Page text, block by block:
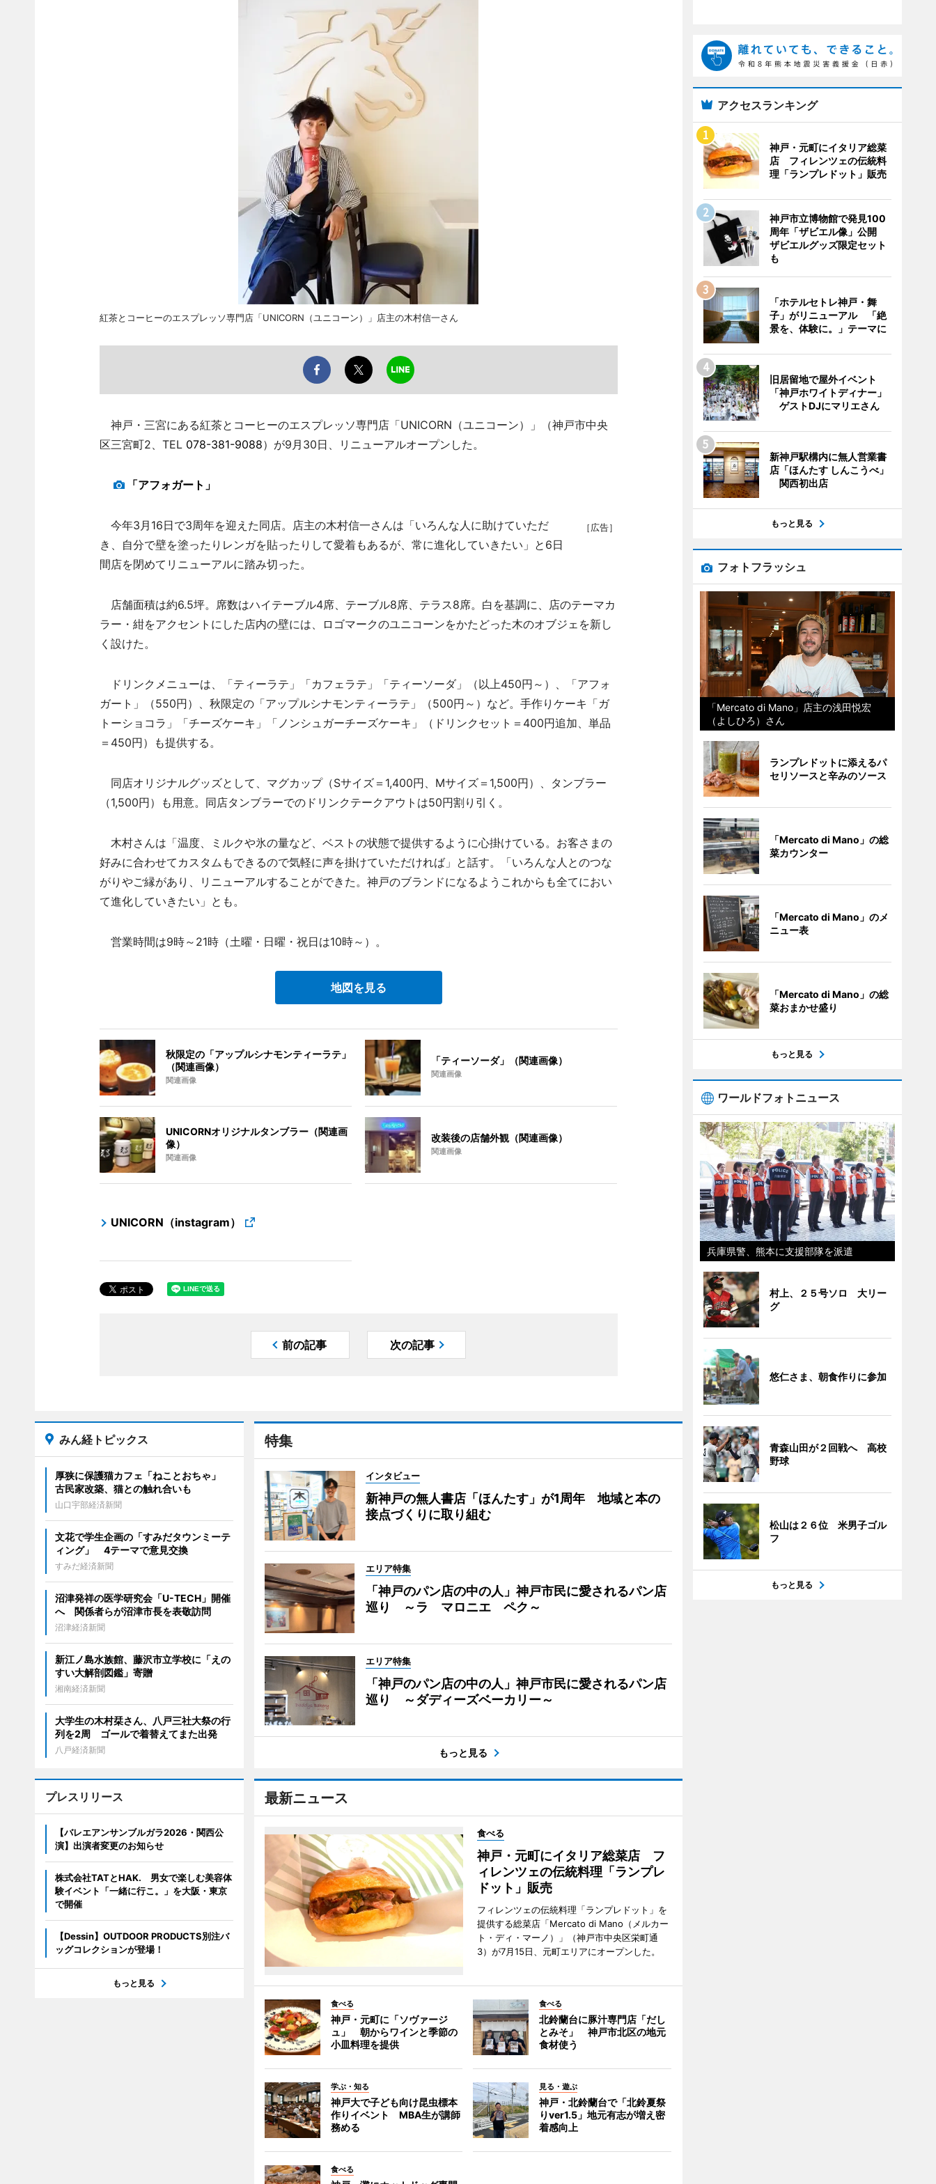
紅茶とコーヒーのエスプレッソ専門店「UNICORN（ユニコーン）」店主の木村信一さん
神戸・三宮にある紅茶とコーヒーのエスプレッソ専門店「UNICORN（ユニコーン）」（神戸市中央
区三宮町2、TEL 078-381-9088）が9月30日、リニューアルオープンした。
「アフォガート」
［広告］
今年3月16日で3周年を迎えた同店。店主の木村信一さんは「いろんな人に助けていただ
き、自分で壁を塗ったりレンガを貼ったりして愛着もあるが、常に進化していきたい」と6日
間店を閉めてリニューアルに踏み切った。
店舗面積は約6.5坪。席数はハイテーブル4席、テーブル8席、テラス8席。白を基調に、店のテーマカ
ラー・紺をアクセントにした店内の壁には、ロゴマークのユニコーンをかたどった木のオブジェを新し
く設けた。
ドリンクメニューは、「ティーラテ」「カフェラテ」「ティーソーダ」（以上450円～）、「アフォ
ガート」（550円）、秋限定の「アップルシナモンティーラテ」（500円～）など。手作りケーキ「ガ
トーショコラ」「チーズケーキ」「ノンシュガーチーズケーキ」（ドリンクセット＝400円追加、単品
＝450円）も提供する。
同店オリジナルグッズとして、マグカップ（Sサイズ＝1,400円、Mサイズ＝1,500円）、タンブラー
（1,500円）も用意。同店タンブラーでのドリンクテークアウトは50円割り引く。
木村さんは「温度、ミルクや氷の量など、ベストの状態で提供するように心掛けている。お客さまの
好みに合わせてカスタムもできるので気軽に声を掛けていただければ」と話す。「いろんな人とのつな
がりやご縁があり、リニューアルすることができた。神戸のブランドになるようこれからも全てにおい
て進化していきたい」とも。
営業時間は9時～21時（土曜・日曜・祝日は10時～）。
地図を見る
秋限定の「アップルシナモンティーラテ」
（関連画像）
関連画像
「ティーソーダ」（関連画像）
関連画像
UNICORNオリジナルタンブラー（関連画
像）
関連画像
改装後の店舗外観（関連画像）
関連画像
UNICORN（instagram）
前の記事 次の記事
特集
インタビュー
新神戸の無人書店「ほんたす」が1周年 地域と本の
接点づくりに取り組む
エリア特集
「神戸のパン店の中の人」神戸市民に愛されるパン店
巡り ～ラ マロニエ ペク～
エリア特集
「神戸のパン店の中の人」神戸市民に愛されるパン店
巡り ～ダディーズベーカリー～
もっと見る
最新ニュース
食べる
神戸・元町にイタリア総菜店 フ
ィレンツェの伝統料理「ランプレ
ドット」販売
フィレンツェの伝統料理「ランプレドット」を
提供する総菜店「Mercato di Mano（メルカー
ト・ディ・マーノ）」（神戸市中央区栄町通
3）が7月15日、元町エリアにオープンした。
食べる
神戸・元町に「ソヴァージ
ュ」 朝からワインと季節の
小皿料理を提供
食べる
北鈴蘭台に豚汁専門店「だし
とみそ」 神戸市北区の地元
食材使う
学ぶ・知る
神戸大で子ども向け昆虫標本
作りイベント MBA生が講師
務める
見る・遊ぶ
神戸・北鈴蘭台で「北鈴夏祭
りver1.5」地元有志が増え密
着感向上
食べる
みん経トピックス
厚狭に保護猫カフェ「ねことおちゃ」
古民家改築、猫との触れ合いも
山口宇部経済新聞
文花で学生企画の「すみだタウンミーテ
ィング」 4テーマで意見交換
すみだ経済新聞
沼津発祥の医学研究会「U-TECH」開催
へ 関係者らが沼津市長を表敬訪問
沼津経済新聞
新江ノ島水族館、藤沢市立学校に「えの
すい大解剖図鑑」寄贈
湘南経済新聞
大学生の木村栞さん、八戸三社大祭の行
列を2周 ゴールで着替えてまた出発
八戸経済新聞
プレスリリース
【バレエアンサンブルガラ2026・関西公
演】出演者変更のお知らせ
株式会社TATとHAK. 男女で楽しむ美容体
験イベント「一緒に行こ。」を大阪・東京
で開催
【Dessin】OUTDOOR PRODUCTS別注バ
ッグコレクションが登場！
もっと見る
アクセスランキング
神戸・元町にイタリア総菜
店 フィレンツェの伝統料
理「ランプレドット」販売
神戸市立博物館で発見100
周年「ザビエル像」公開
ザビエルグッズ限定セット
も
「ホテルセトレ神戸・舞
子」がリニューアル 「絶
景を、体験に。」テーマに
旧居留地で屋外イベント
「神戸ホワイトディナー」
ゲストDJにマリエさん
新神戸駅構内に無人営業書
店「ほんたす しんこうべ」
関西初出店
もっと見る
フォトフラッシュ
「Mercato di Mano」店主の浅田悦宏
（よしひろ）さん
ランプレドットに添えるパ
セリソースと辛みのソース
「Mercato di Mano」の総
菜カウンター
「Mercato di Mano」のメ
ニュー表
「Mercato di Mano」の総
菜おまかせ盛り
もっと見る
ワールドフォトニュース
兵庫県警、熊本に支援部隊を派遣
村上、２５号ソロ 大リー
グ
悠仁さま、朝食作りに参加
青森山田が２回戦へ 高校
野球
松山は２６位 米男子ゴル
フ
もっと見る